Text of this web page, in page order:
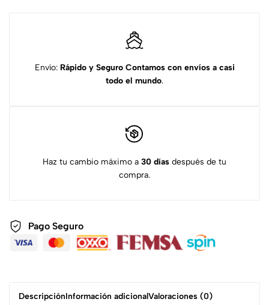
Envío: Rápido y Seguro Contamos con envíos a casi
todo el mundo.
Haz tu cambio máximo a 30 días después de tu
compra.
Pago Seguro
DescripciónInformación adicionalValoraciones (0)